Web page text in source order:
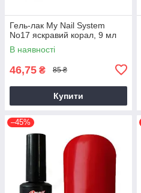
Гель-лак My Nail System
No17 яскравий корал, 9 мл
В наявності
46,75 ₴ 85 ₴
Купити
–45%